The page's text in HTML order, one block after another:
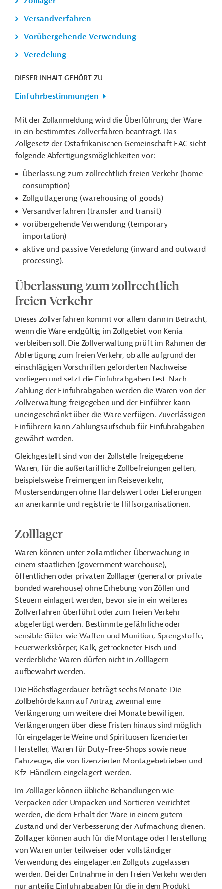
Versandverfahren
Vorübergehende Verwendung
Veredelung
DIESER INHALT GEHÖRT ZU
Einfuhrbestimmungen
Mit der Zollanmeldung wird die Überführung der Ware
in ein bestimmtes Zollverfahren beantragt. Das
Zollgesetz der Ostafrikanischen Gemeinschaft EAC sieht
folgende Abfertigungsmöglichkeiten vor:
Überlassung zum zollrechtlich freien Verkehr (home
consumption)
Zollgutlagerung (warehousing of goods)
Versandverfahren (transfer and transit)
vorübergehende Verwendung (temporary
importation)
aktive und passive Veredelung (inward and outward
processing).
Überlassung zum zollrechtlich
freien Verkehr
Dieses Zollverfahren kommt vor allem dann in Betracht,
wenn die Ware endgültig im Zollgebiet von Kenia
verbleiben soll. Die Zollverwaltung prüft im Rahmen der
Abfertigung zum freien Verkehr, ob alle aufgrund der
einschlägigen Vorschriften geforderten Nachweise
vorliegen und setzt die Einfuhrabgaben fest. Nach
Zahlung der Einfuhrabgaben werden die Waren von der
Zollverwaltung freigegeben und der Einführer kann
uneingeschränkt über die Ware verfügen. Zuverlässigen
Einführern kann Zahlungsaufschub für Einfuhrabgaben
gewährt werden.
Gleichgestellt sind von der Zollstelle freigegebene
Waren, für die außertarifliche Zollbefreiungen gelten,
beispielsweise Freimengen im Reiseverkehr,
Mustersendungen ohne Handelswert oder Lieferungen
an anerkannte und registrierte Hilfsorganisationen.
Zolllager
Waren können unter zollamtlicher Überwachung in
einem staatlichen (government warehouse),
öffentlichen oder privaten Zolllager (general or private
bonded warehouse) ohne Erhebung von Zöllen und
Steuern einlagert werden, bevor sie in ein weiteres
Zollverfahren überführt oder zum freien Verkehr
abgefertigt werden. Bestimmte gefährliche oder
sensible Güter wie Waffen und Munition, Sprengstoffe,
Feuerwerkskörper, Kalk, getrockneter Fisch und
verderbliche Waren dürfen nicht in Zolllagern
aufbewahrt werden.
Die Höchstlagerdauer beträgt sechs Monate. Die
Zollbehörde kann auf Antrag zweimal eine
Verlängerung um weitere drei Monate bewilligen.
Verlängerungen über diese Fristen hinaus sind möglich
für eingelagerte Weine und Spirituosen lizenzierter
Hersteller, Waren für Duty-Free-Shops sowie neue
Fahrzeuge, die von lizenzierten Montagebetrieben und
Kfz-Händlern eingelagert werden.
Im Zolllager können übliche Behandlungen wie
Verpacken oder Umpacken und Sortieren verrichtet
werden, die dem Erhalt der Ware in einem gutem
Zustand und der Verbesserung der Aufmachung dienen.
Zolllager können auch für die Montage oder Herstellung
von Waren unter teilweiser oder vollständiger
Verwendung des eingelagerten Zollguts zugelassen
werden. Bei der Entnahme in den freien Verkehr werden
nur anteilig Einfuhrabgaben für die in dem Produkt